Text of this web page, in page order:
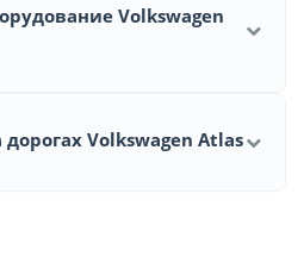
Volkswagen
Volkswagen Atlas